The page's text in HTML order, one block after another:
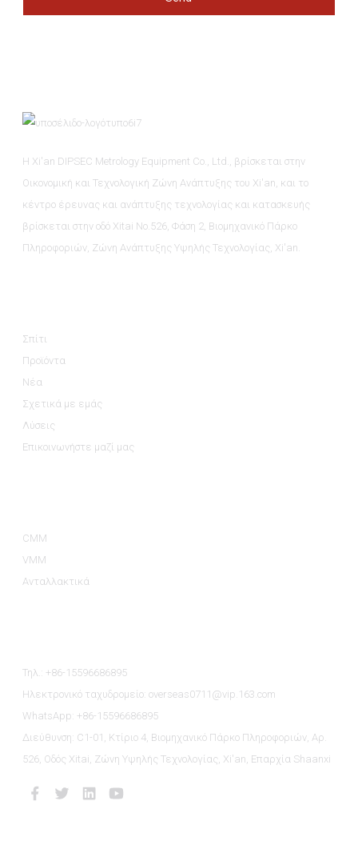
Η Xi'an DIPSEC Metrology Equipment Co., Ltd., βρίσκεται στην
Οικονομική και Τεχνολογική Ζώνη Ανάπτυξης του Xi'an, και το
κέντρο έρευνας και ανάπτυξης τεχνολογίας και κατασκευής
βρίσκεται στην οδό Xitai No.526, Φάση 2, Βιομηχανικό Πάρκο
Πληροφοριών, Ζώνη Ανάπτυξης Υψηλής Τεχνολογίας, Xi'an.
Σπίτι
Προϊόντα
Νέα
Σχετικά με εμάς
Λύσεις
Επικοινωνήστε μαζί μας
CMM
VMM
Ανταλλακτικά
Τηλ.: +86-15596686895
Ηλεκτρονικό ταχυδρομείο: overseas0711@vip.163.com
WhatsApp: +86-15596686895
Διεύθυνση: C1-01, Κτίριο 4, Βιομηχανικό Πάρκο Πληροφοριών, Αρ.
526, Οδός Xitai, Ζώνη Υψηλής Τεχνολογίας, Xi'an, Επαρχία Shaanxi